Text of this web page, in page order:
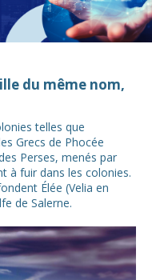
du même nom,
telles que
Grecs de Phocée
Perses, menés par
à fuir dans les colonies.
Élée (Velia en
de Salerne.